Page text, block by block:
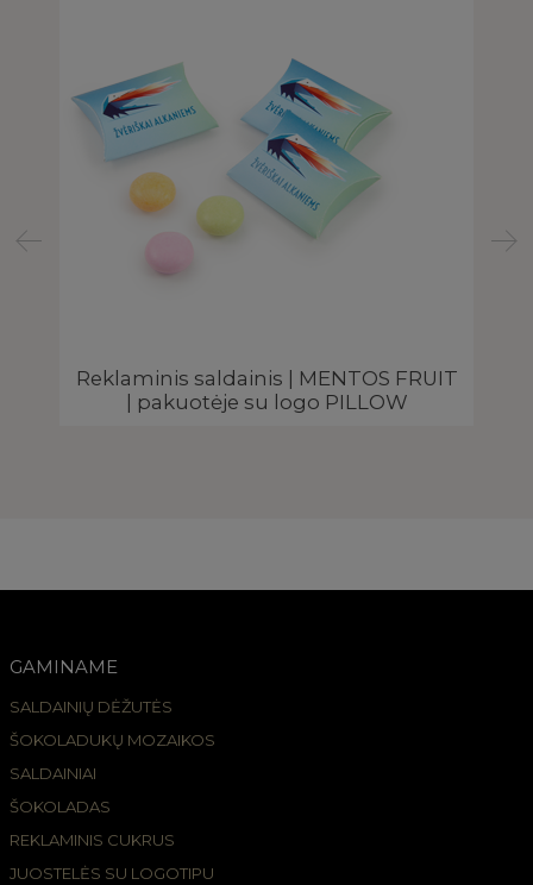
Reklaminis saldainis | MENTOS FRUIT
| pakuotėje su logo PILLOW
GAMINAME
SALDAINIŲ DĖŽUTĖS
ŠOKOLADUKŲ MOZAIKOS
SALDAINIAI
ŠOKOLADAS
REKLAMINIS CUKRUS
JUOSTELĖS SU LOGOTIPU